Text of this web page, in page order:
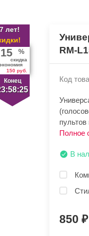
лет!
Конец
15 %
скидка
150 руб.
RM-
Код
Полное
В
850